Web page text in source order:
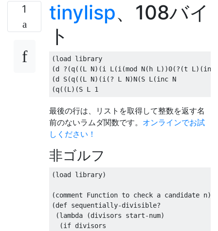
1 tinylisp、108バイ
ト
(load library
(d ?(q((L N)(i L(i(mod N(h L))0(?(t L)(inc
(d S(q((L N)(i(? L N)N(S L(inc N
最後の行は、リストを取得して整数を返す名
前のないラムダ関数です。 オンラインでお試
しください！
非ゴルフ
(load library)
(comment Function to check a candidate n)
(def sequentially-divisible?
(lambda (divisors start-num)
  (if divisors